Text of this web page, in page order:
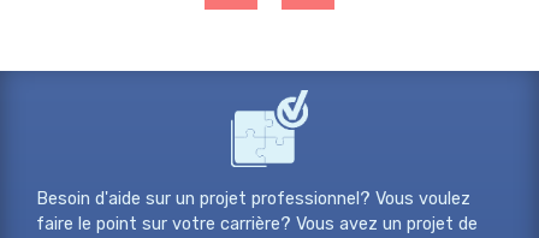
Besoin d'aide sur un projet professionnel? Vous voulez
faire le point sur votre carrière? Vous avez un projet de